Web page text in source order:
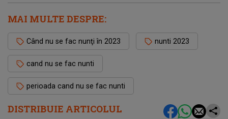
DISTRIBUIE ARTICOLUL
MAI MULTE DESPRE:
Când nu se fac nunţi în 2023 nunti 2023
cand nu se fac nunti
perioada cand nu se fac nunti